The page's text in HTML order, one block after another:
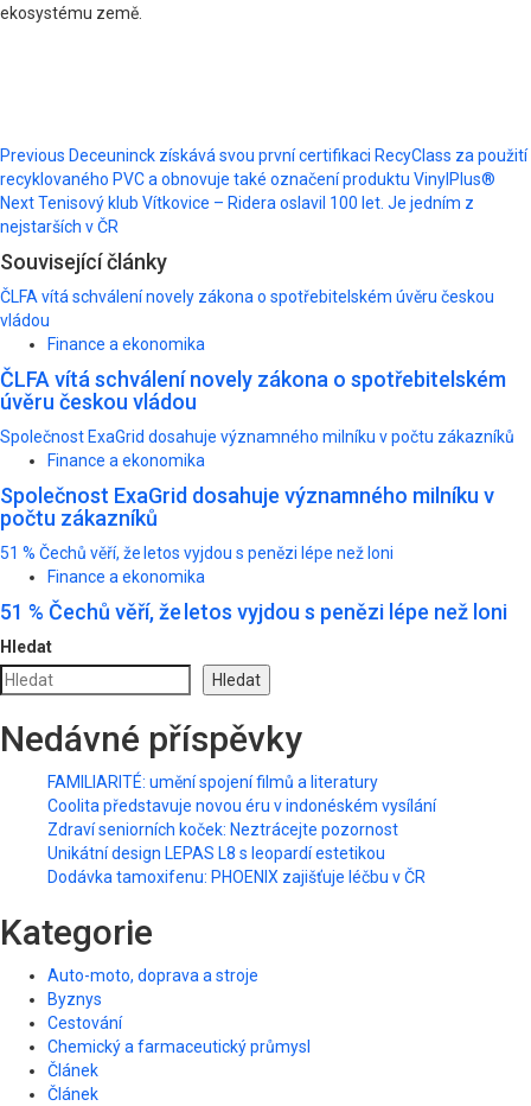
ekosystému země.
Post
navigation
Previous Deceuninck získává svou první certifikaci RecyClass za použití
recyklovaného PVC a obnovuje také označení produktu VinylPlus®
NextTenisový klub Vítkovice – Ridera oslavil 100 let. Je jedním z
nejstarších v ČR
Související články
ČLFA vítá schválení novely zákona o spotřebitelském úvěru českou
vládou
Finance a ekonomika
ČLFA vítá schválení novely zákona o spotřebitelském
úvěru českou vládou
Společnost ExaGrid dosahuje významného milníku v počtu zákazníků
Finance a ekonomika
Společnost ExaGrid dosahuje významného milníku v
počtu zákazníků
51 % Čechů věří, že letos vyjdou s penězi lépe než loni
Finance a ekonomika
51 % Čechů věří, že letos vyjdou s penězi lépe než loni
Hledat
Hledat
Nedávné příspěvky
FAMILIARITÉ: umění spojení filmů a literatury
Coolita představuje novou éru v indonéském vysílání
Zdraví seniorních koček: Neztrácejte pozornost
Unikátní design LEPAS L8 s leopardí estetikou
Dodávka tamoxifenu: PHOENIX zajišťuje léčbu v ČR
Kategorie
Auto-moto, doprava a stroje
Byznys
Cestování
Chemický a farmaceutický průmysl
Článek
Článek